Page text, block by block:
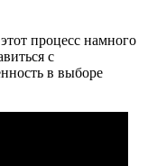
процесс намного
с
в выборе